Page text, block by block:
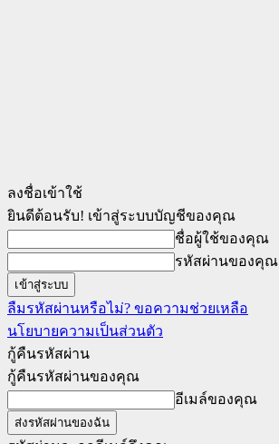
ลงชื่อเข้าใช้
ยินดีต้อนรับ! เข้าสู่ระบบบัญชีของคุณ
ชื่อผู้ใช้ของคุณ
รหัสผ่านของคุณ
ลืมรหัสผ่านหรือไม่? ขอความช่วยเหลือ
นโยบายความเป็นส่วนตัว
กู้คืนรหัสผ่าน
กู้คืนรหัสผ่านของคุณ
อีเมล์ของคุณ